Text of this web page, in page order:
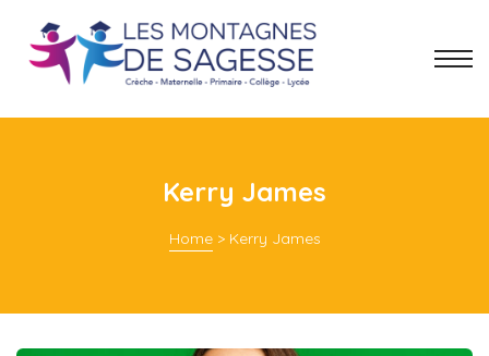
Kerry James
Home> Kerry James